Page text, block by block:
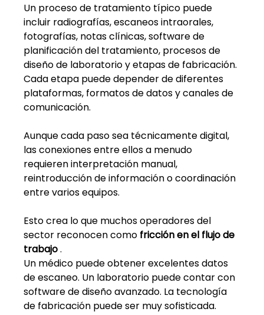
Un proceso de tratamiento típico puede
incluir radiografías, escaneos intraorales,
fotografías, notas clínicas, software de
planificación del tratamiento, procesos de
diseño de laboratorio y etapas de fabricación.
Cada etapa puede depender de diferentes
plataformas, formatos de datos y canales de
comunicación.
Aunque cada paso sea técnicamente digital,
las conexiones entre ellos a menudo
requieren interpretación manual,
reintroducción de información o coordinación
entre varios equipos.
Esto crea lo que muchos operadores del
sector reconocen como fricción en el flujo de
trabajo.
Un médico puede obtener excelentes datos
de escaneo. Un laboratorio puede contar con
software de diseño avanzado. La tecnología
de fabricación puede ser muy sofisticada.